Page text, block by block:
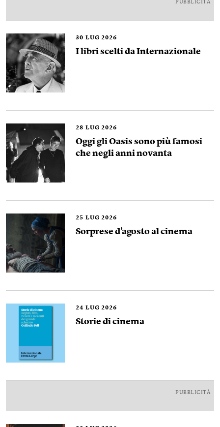
PUBBLICITÀ
30 LUG 2026
I libri scelti da Internazionale
28 LUG 2026
Oggi gli Oasis sono più famosi
che negli anni novanta
25 LUG 2026
Sorprese d’agosto al cinema
24 LUG 2026
Storie di cinema
PUBBLICITÀ